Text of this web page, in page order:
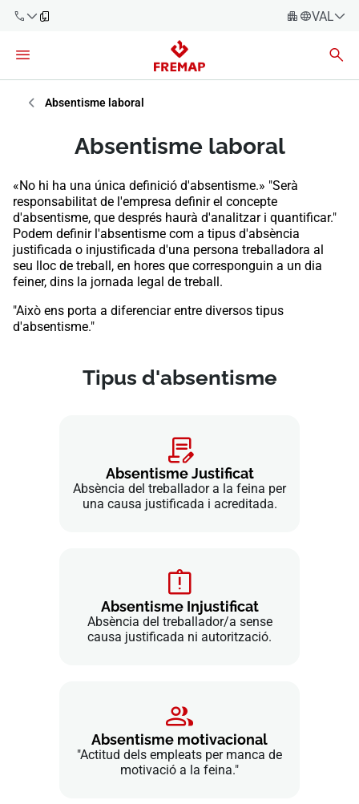
900 61 00
61
919 61 61
900 61 00
61
Assessories
Treballadors
Autònoms
Proveïdors
Absentisme laboral
Absentisme laboral
«No hi ha una única definició d'absentisme.» "Serà
responsabilitat de l'empresa definir el concepte
d'absentisme, que després haurà d'analitzar i quantificar."
Podem definir l'absentisme com a tipus d'absència
justificada o injustificada d'una persona treballadora al
seu lloc de treball, en hores que corresponguin a un dia
feiner, dins la jornada legal de treball.
"Això ens porta a diferenciar entre diversos tipus
d'absentisme."
Tipus d'absentisme
Absentisme Justificat
Absència del treballador a la feina per
una causa justificada i acreditada.
Absentisme Injustificat
Absència del treballador/a sense
causa justificada ni autorització.
Absentisme motivacional
"Actitud dels empleats per manca de
motivació a la feina."